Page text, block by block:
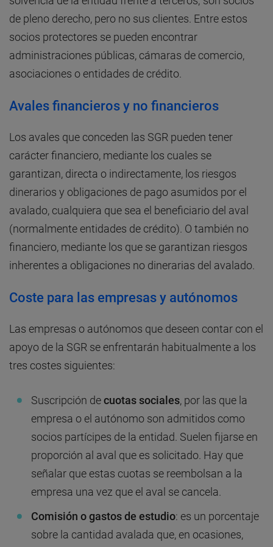
de pleno derecho, pero no sus clientes. Entre estos
socios protectores se pueden encontrar
administraciones públicas, cámaras de comercio,
asociaciones o entidades de crédito.
Avales financieros y no financieros
Los avales que conceden las SGR pueden tener
carácter financiero, mediante los cuales se
garantizan, directa o indirectamente, los riesgos
dinerarios y obligaciones de pago asumidos por el
avalado, cualquiera que sea el beneficiario del aval
(normalmente entidades de crédito). O también no
financiero, mediante los que se garantizan riesgos
inherentes a obligaciones no dinerarias del avalado.
Coste para las empresas y autónomos
Las empresas o autónomos que deseen contar con el
apoyo de la SGR se enfrentarán habitualmente a los
tres costes siguientes:
Suscripción decuotas sociales, por las que la
empresa o el autónomo son admitidos como
socios partícipes de la entidad. Suelen fijarse en
proporción al aval que es solicitado. Hay que
señalar que estas cuotas se reembolsan a la
empresa una vez que el aval se cancela.
Comisión o gastos de estudio: es un porcentaje
sobre la cantidad avalada que, en ocasiones,